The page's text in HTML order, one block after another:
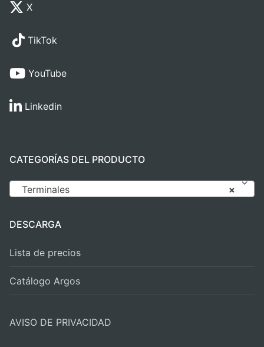
X
TikTok
YouTube
Linkedin
CATEGORÍAS DEL PRODUCTO
×
Terminales
DESCARGA
Lista de precios
Catálogo Argos
AVISO DE PRIVACIDAD